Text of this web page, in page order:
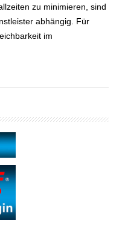
zu minimieren, sind
abhängig. Für
im